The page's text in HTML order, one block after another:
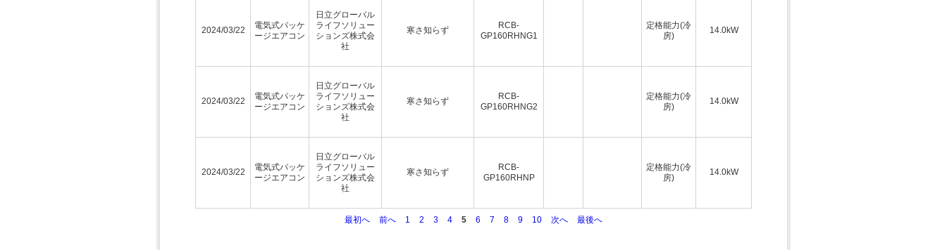
2024/03/22
電気式パッケ
ージエアコン
日立グローバル
ライフソリュー
ションズ株式会
社
寒さ知らず
RCB-
GP160RHNG1
定格能力(冷
房)
14.0kW
2024/03/22
電気式パッケ
ージエアコン
日立グローバル
ライフソリュー
ションズ株式会
社
寒さ知らず
RCB-
GP160RHNG2
定格能力(冷
房)
14.0kW
2024/03/22
電気式パッケ
ージエアコン
日立グローバル
ライフソリュー
ションズ株式会
社
寒さ知らず
RCB-
GP160RHNP
定格能力(冷
房)
14.0kW
最初へ 前へ 1 2 3 4 5 6 7 8 9 10 次へ 最後へ